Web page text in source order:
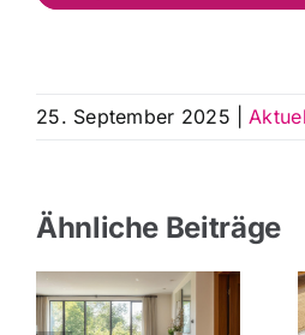
25. September 2025
Ähnliche Beiträge